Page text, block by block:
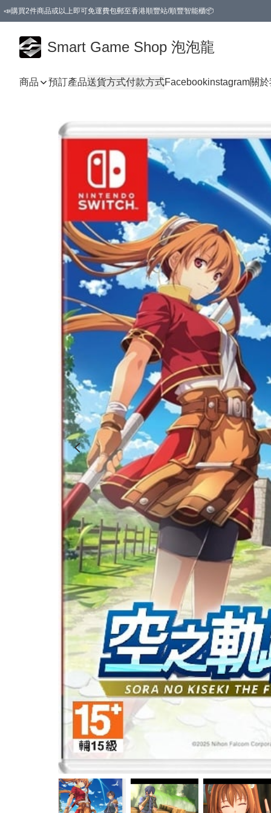
📣購買2件商品或以上即可免運費包郵至香港順豐站/順豐智能櫃📦
Smart Game Shop 泡泡龍
商品 預訂產品送貨方式付款方式Facebookinstagram關